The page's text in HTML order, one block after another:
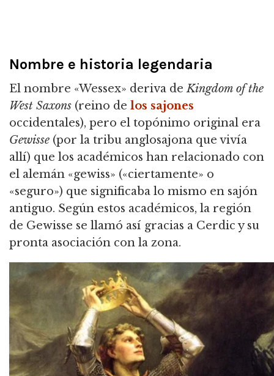
Nombre e historia legendaria
El nombre «Wessex» deriva deKingdom of the
West Saxons (reino de los sajones
occidentales), pero el topónimo original era
Gewisse (por la tribu anglosajona que vivía
allí) que los académicos han relacionado con
el alemán «gewiss» («ciertamente» o
«seguro») que significaba lo mismo en sajón
antiguo. Según estos académicos, la región
de Gewisse se llamó así gracias a Cerdic y su
pronta asociación con la zona.